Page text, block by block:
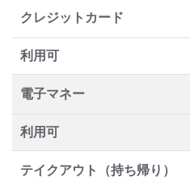
クレジットカード
利用可
電子マネー
利用可
テイクアウト（持ち帰り）